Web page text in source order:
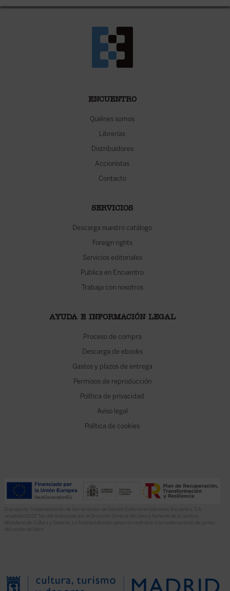
ENCUENTRO
Quiénes somos
Librerías
Distribuidores
Accionistas
Contacto
SERVICIOS
Descarga nuestro catálogo
Foreign rights
Servicios editoriales
Publica en Encuentro
Trabaja con nosotros
AYUDA E INFORMACIÓN LEGAL
Proceso de compra
Descarga de ebooks
Gastos y plazos de entrega
Permisos de reproducción
Política de privacidad
Aviso legal
Política de cookies
El proyecto “Implementación de herramientas de Gestión Editorial en Ediciones Encuentro, S.A.
anualidad 2022” ha sido financiado por la Dirección General del Libro y Fomento de la Lectura,
Ministerio de Cultura y Deporte. La finalidad de este apoyo es contribuir a la modernización de pymes
del sector del libro.